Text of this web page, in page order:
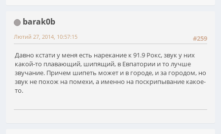
barak0b
#259
Лютий 27, 2014, 10:57:15
Давно кстати у меня есть нарекание к 91.9 Рокс, звук у них
какой-то плавающий, шипящий, в Евпатории и то лучше
звучание. Причем шипеть может и в городе, и за городом, но
звук не похож на помехи, а именно на поскрипывание какое-
то.